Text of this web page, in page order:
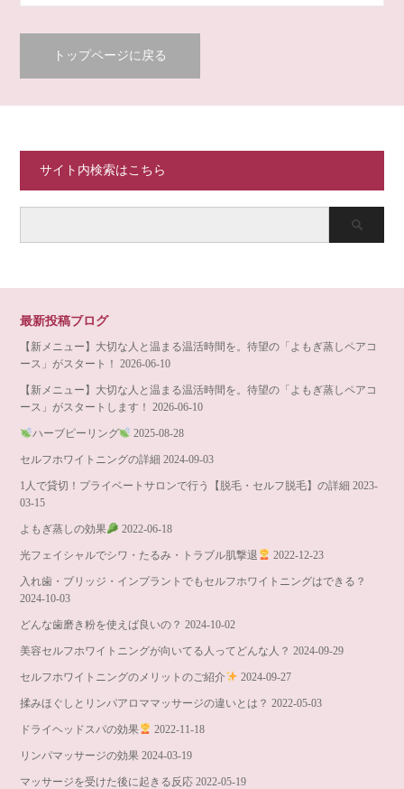
トップページに戻る
サイト内検索はこちら
最新投稿ブログ
【新メニュー】大切な人と温まる温活時間を。待望の「よもぎ蒸しペアコ
ース」がスタート！ 2026-06-10
【新メニュー】大切な人と温まる温活時間を。待望の「よもぎ蒸しペアコ
ース」がスタートします！ 2026-06-10
ハーブピーリング 2025-08-28
セルフホワイトニングの詳細 2024-09-03
1人で貸切！プライベートサロンで行う【脱毛・セルフ脱毛】の詳細 2023-
03-15
よもぎ蒸しの効果 2022-06-18
光フェイシャルでシワ・たるみ・トラブル肌撃退 2022-12-23
入れ歯・ブリッジ・インプラントでもセルフホワイトニングはできる？
2024-10-03
どんな歯磨き粉を使えば良いの？ 2024-10-02
美容セルフホワイトニングが向いてる人ってどんな人？ 2024-09-29
セルフホワイトニングのメリットのご紹介 2024-09-27
揉みほぐしとリンパアロママッサージの違いとは？ 2022-05-03
ドライヘッドスパの効果 2022-11-18
リンパマッサージの効果 2024-03-19
マッサージを受けた後に起きる反応 2022-05-19